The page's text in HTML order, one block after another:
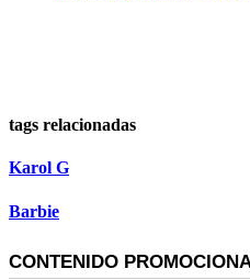
tags relacionadas
Karol G
Barbie